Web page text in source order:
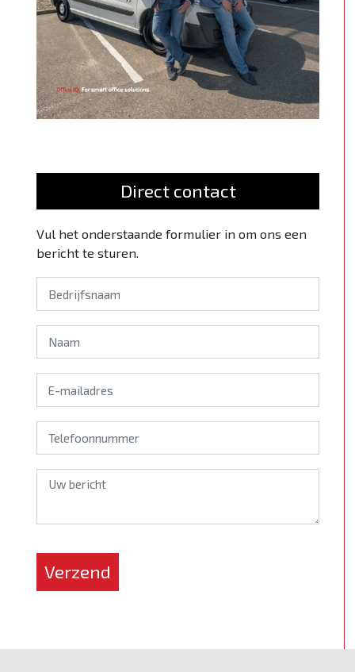
Direct contact
Vul het onderstaande formulier in om ons een
bericht te sturen.
Verzend